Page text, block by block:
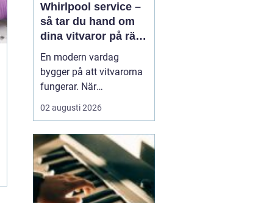
Whirlpool service –
så tar du hand om
dina vitvaror på rätt
sätt
En modern vardag
bygger på att vitvarorna
fungerar. När
tvättmaskinen stannar,
diskmaskinen vägrar
varm märks det direkt i
hela hushållet. Då blir
frågan snabbt hur man
...
02 augusti 2026